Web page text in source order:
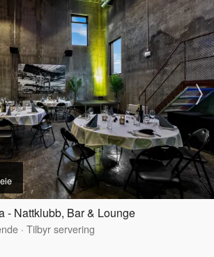
- Nattklubb, Bar & Lounge
· Tilbyr servering